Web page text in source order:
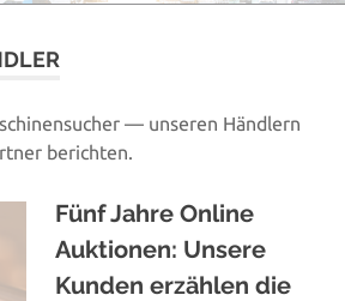
— unseren Händlern
berichten.
Fünf Jahre Online
Auktionen: Unsere
Kunden erzählen die